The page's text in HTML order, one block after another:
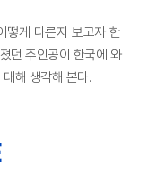
떻게 다른지 보고자 한
던 주인공이 한국에 와
해 생각해 본다.